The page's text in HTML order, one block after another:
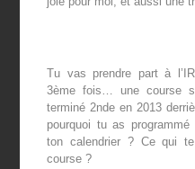
Tu vas prendre part à
3ème fois… une course
terminé 2nde en 2013
pourquoi tu as
ton calendrier ? Ce qui
course ?